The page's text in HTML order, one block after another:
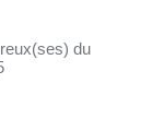
du